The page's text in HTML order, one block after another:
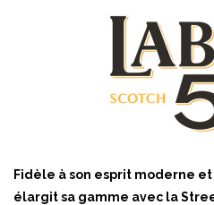
Fidèle à son esprit moderne et
élargit sa gamme avec la